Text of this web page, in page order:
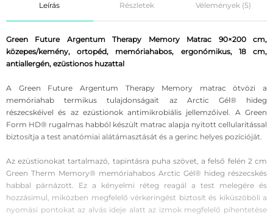
Leírás Részletek Vélemények (5)
Green Future Argentum Therapy Memory Matrac 90×200 cm,
közepes/kemény, ortopéd, memóriahabos, ergonómikus, 18 cm,
antiallergén, ezüstionos huzattal
A Green Future Argentum Therapy Memory matrac ötvözi a
memóriahab termikus tulajdonságait az Arctic Gél® hideg
részecskéivel és az ezüstionok antimikrobiális jellemzőivel. A Green
Form HD® rugalmas habból készült matrac alapja nyitott cellularitással
biztosítja a test anatómiai alátámasztását és a gerinc helyes pozícióját.
Az ezüstionokat tartalmazó, tapintásra puha szövet, a felső felén 2 cm
Green Therm Memory® memóriahabos Arctic Gél® hideg részecskés
habbal párnázott. Ez a kényelmi réteg reagál a test melegére és
hozzásimul, miközben megfelelő vérkeringést biztosít és kiküszöböli a
nyomási pontokat az alvás ideje alatt az izmok megfelelő pihentetése